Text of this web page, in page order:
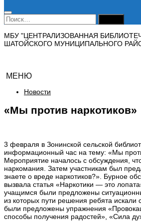
Найти:
МБУ "ЦЕНТРАЛИЗОВАННАЯ
ШАТОЙСКОГО МУНИЦИПАЛЬНОГО
МЕНЮ
Новости
«Мы против наркотиков»
3 февраля в Зонинской сельской
информационный час на тему: «Мы
Мероприятие началось с обсуждения,
наркомания. Затем участникам был
знаете о вреде наркотиков?». Бурное
вызвала статья «Наркотики — это
учащимся были предложены
из которых пути решения ребята искали
были предложены упражнения
способы получения радостей», «Сила